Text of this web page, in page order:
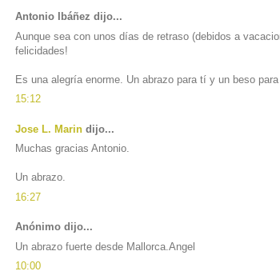
Antonio Ibáñez dijo...
Aunque sea con unos días de retraso (debidos a
felicidades!
Es una alegría enorme. Un abrazo para tí y un beso
15:12
Jose L. Marin dijo...
Muchas gracias Antonio.
Un abrazo.
16:27
Anónimo dijo...
Un abrazo fuerte desde Mallorca.Angel
10:00